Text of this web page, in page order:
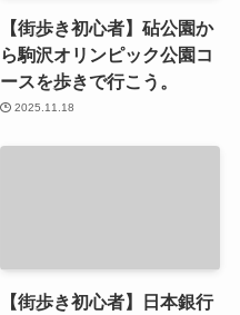
【街歩き初心者】砧公園か
ら駒沢オリンピック公園コ
ースを歩きで行こう。
2025.11.18
【街歩き初心者】日本銀行